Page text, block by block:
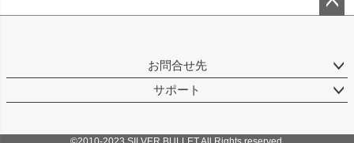
お問合せ先
サポート